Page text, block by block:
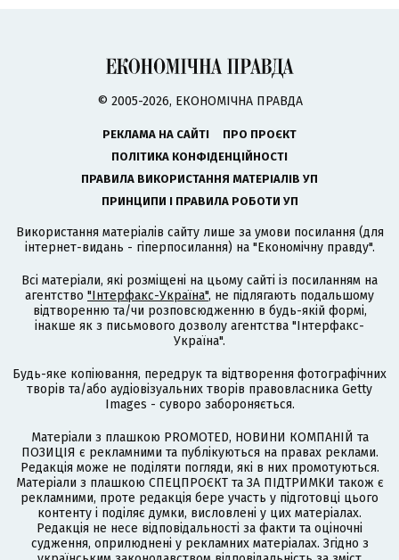
© 2005-2026, ЕКОНОМІЧНА ПРАВДА
РЕКЛАМА НА САЙТІ
ПРО ПРОЄКТ
ПОЛІТИКА КОНФІДЕНЦІЙНОСТІ
ПРАВИЛА ВИКОРИСТАННЯ МАТЕРІАЛІВ УП
ПРИНЦИПИ І ПРАВИЛА РОБОТИ УП
Використання матеріалів сайту лише за умови посилання (для
інтернет-видань - гіперпосилання) на "Економічну правду".
Всі матеріали, які розміщені на цьому сайті із посиланням на
агентство "Інтерфакс-Україна", не підлягають подальшому
відтворенню та/чи розповсюдженню в будь-якій формі,
інакше як з письмового дозволу агентства "Інтерфакс-
Україна".
Будь-яке копіювання, передрук та відтворення фотографічних
творів та/або аудіовізуальних творів правовласника Getty
Images - суворо забороняється.
Матеріали з плашкою PROMOTED, НОВИНИ КОМПАНІЙ та
ПОЗИЦІЯ є рекламними та публікуються на правах реклами.
Редакція може не поділяти погляди, які в них промотуються.
Матеріали з плашкою СПЕЦПРОЄКТ та ЗА ПІДТРИМКИ також є
рекламними, проте редакція бере участь у підготовці цього
контенту і поділяє думки, висловлені у цих матеріалах.
Редакція не несе відповідальності за факти та оціночні
судження, оприлюднені у рекламних матеріалах. Згідно з